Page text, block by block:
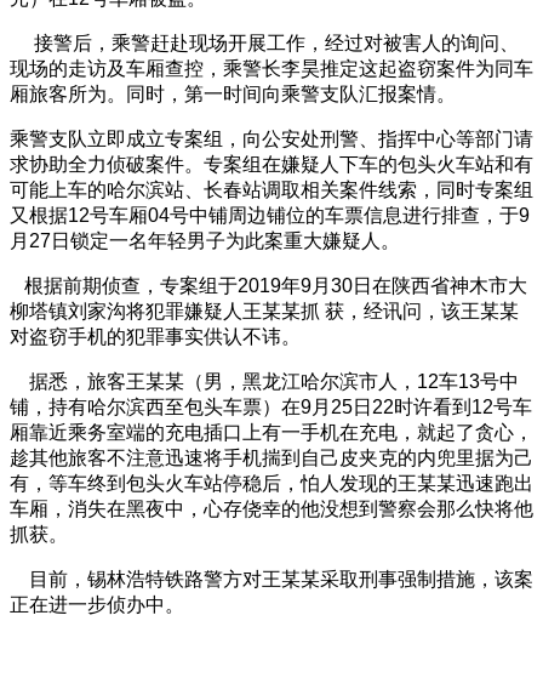
接警后，乘警赶赴现场开展工作，经过对被害人的询问、
现场的走访及车厢查控，乘警长李昊推定这起盗窃案件为同车
厢旅客所为。同时，第一时间向乘警支队汇报案情。
乘警支队立即成立专案组，向公安处刑警、指挥中心等部门请
求协助全力侦破案件。专案组在嫌疑人下车的包头火车站和有
可能上车的哈尔滨站、长春站调取相关案件线索，同时专案组
又根据12号车厢04号中铺周边铺位的车票信息进行排查，于9
月27日锁定一名年轻男子为此案重大嫌疑人。
根据前期侦查，专案组于2019年9月30日在陕西省神木市大
柳塔镇刘家沟将犯罪嫌疑人王某某抓 获，经讯问，该王某某
对盗窃手机的犯罪事实供认不讳。
据悉，旅客王某某（男，黑龙江哈尔滨市人，12车13号中
铺，持有哈尔滨西至包头车票）在9月25日22时许看到12号车
厢靠近乘务室端的充电插口上有一手机在充电，就起了贪心，
趁其他旅客不注意迅速将手机揣到自己皮夹克的内兜里据为己
有，等车终到包头火车站停稳后，怕人发现的王某某迅速跑出
车厢，消失在黑夜中，心存侥幸的他没想到警察会那么快将他
抓获。
目前，锡林浩特铁路警方对王某某采取刑事强制措施，该案
正在进一步侦办中。